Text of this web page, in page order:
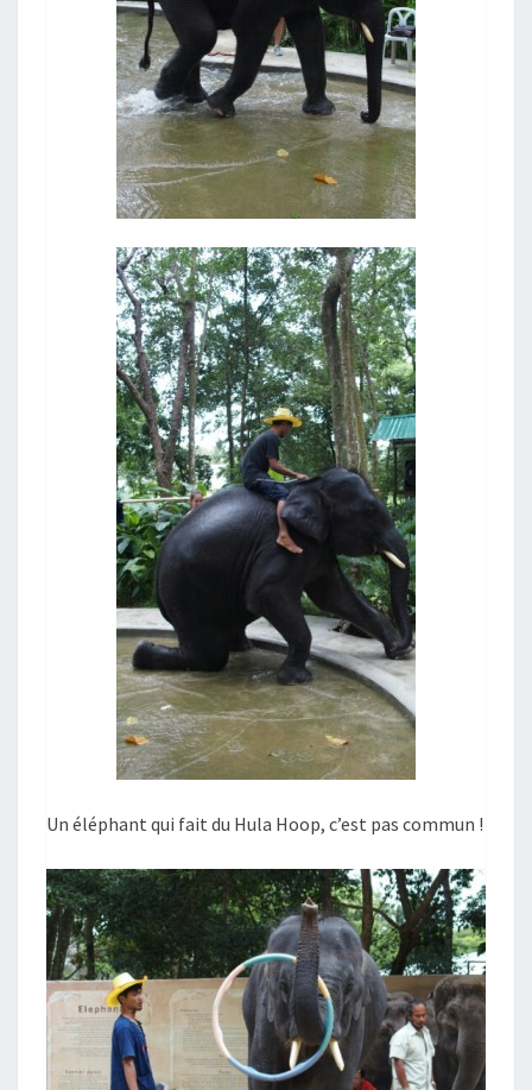
Un éléphant qui fait du Hula Hoop, c’est pas commun !